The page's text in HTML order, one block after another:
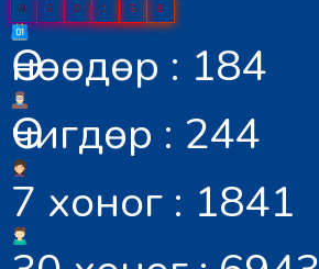
0 5 0 1 5 8
Өнөөдөр : 184
Өчигдөр : 244
7 хоног : 1841